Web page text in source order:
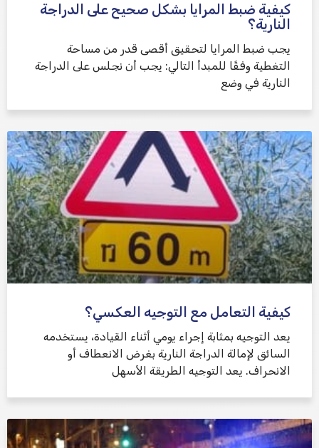
كيفية ضبط المرايا بشكل صحيح على الدراجة
النارية؟
يجب ضبط المرايا لتحقيق أقصى قدر من مساحة
التغطية وفقًا للمبدأ التالي: يجب أن نجلس على الدراجة
النارية في وضع
كيفية التعامل مع التوجيه العكسي؟
يعد التوجيه بمثابة إجراء يومي أثناء القيادة، يستخدمه
السائق لإمالة الدراجة النارية بغرض الانعطاف أو
الانحراف. يعد التوجيه الطريقة الأسهل